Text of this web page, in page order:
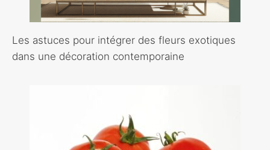
Les astuces pour intégrer des fleurs exotiques
dans une décoration contemporaine